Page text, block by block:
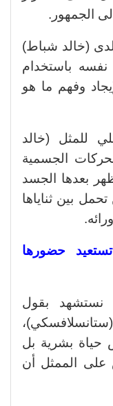
الجمهور.
لدى (خالد شباط)
نفسه باستخدام
وفهم ما هو
للمثل (خالد
الجسمية
بعدها الجسد
بين ثناياها
تستعيد حضورها
نستشهد بقول
حياة بشرية بل
على الممثل أن